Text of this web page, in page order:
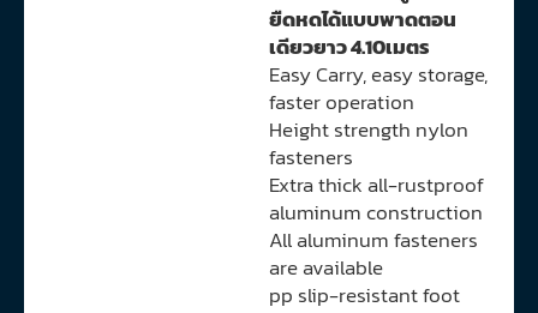
ยืดหดได้แบบพาดตอน
เดียวยาว 4.10เมตร
Easy Carry, easy storage,
faster operation
Height strength nylon
fasteners
Extra thick all-rustproof
aluminum construction
All aluminum fasteners
are available
pp slip-resistant foot